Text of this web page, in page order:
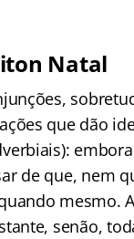
Natal
que dão
de que, nem
mesmo.
senão,